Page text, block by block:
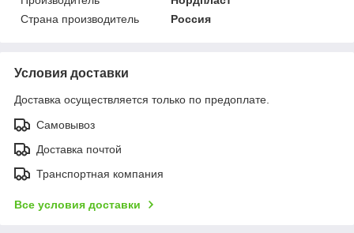
Страна производитель
Россия
Условия доставки
Доставка осуществляется только по предоплате.
Самовывоз
Доставка почтой
Транспортная компания
Все условия доставки